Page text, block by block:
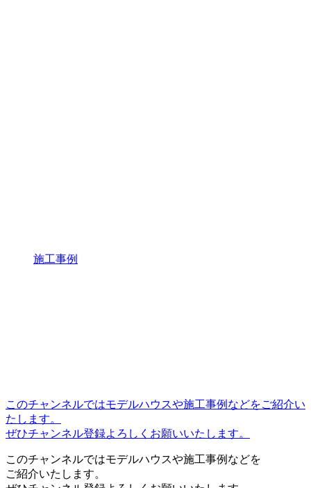
施工事例
このチャンネルではモデルハウスや施工事例などをご紹介い
たします。
ぜひチャンネル登録よろしくお願いいたします。
このチャンネルではモデルハウスや施工事例などを
ご紹介いたします。